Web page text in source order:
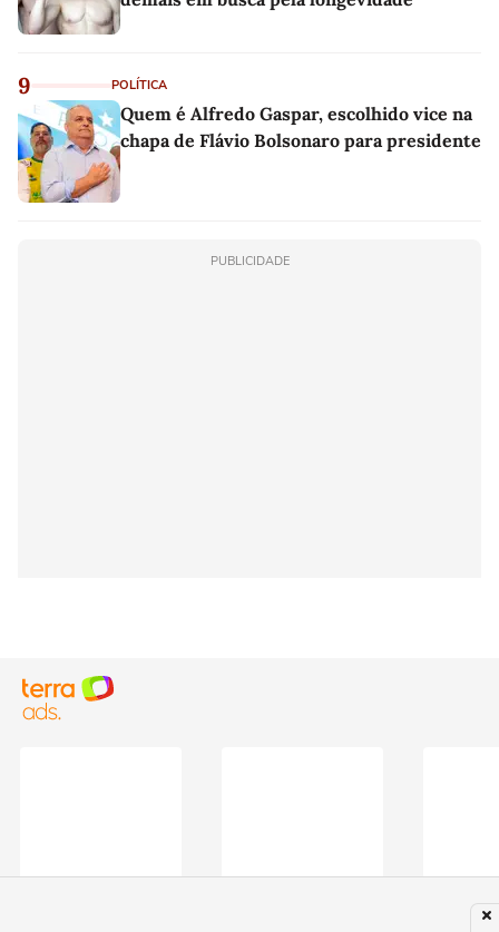
9 POLÍTICA
Quem é Alfredo Gaspar, escolhido vice na
chapa de Flávio Bolsonaro para presidente
PUBLICIDADE